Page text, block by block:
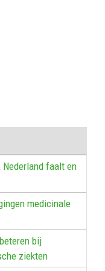
Nederland faalt en
medicinale
bij
ziekten